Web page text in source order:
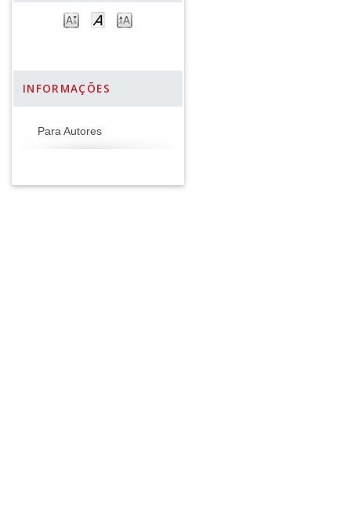
INFORMAÇÕES
Para Autores